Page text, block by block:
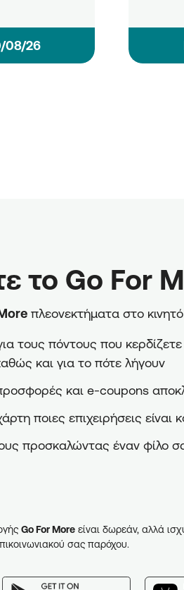
08/26
το Go For
πλεονεκτήματα στο
τους πόντους που κερδίζετε
και για το πότε λήγουν
και e-coupons
ποιες επιχειρήσεις είναι
προσκαλώντας έναν φίλο
Go For More είναι δωρεάν, αλλά
σας παρόχου.